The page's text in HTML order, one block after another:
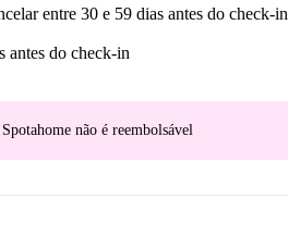
entre 30 e 59 dias antes do check-in
antes do check-in
não é reembolsável